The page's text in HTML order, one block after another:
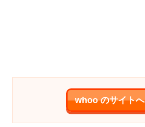
whoo のサイトへ